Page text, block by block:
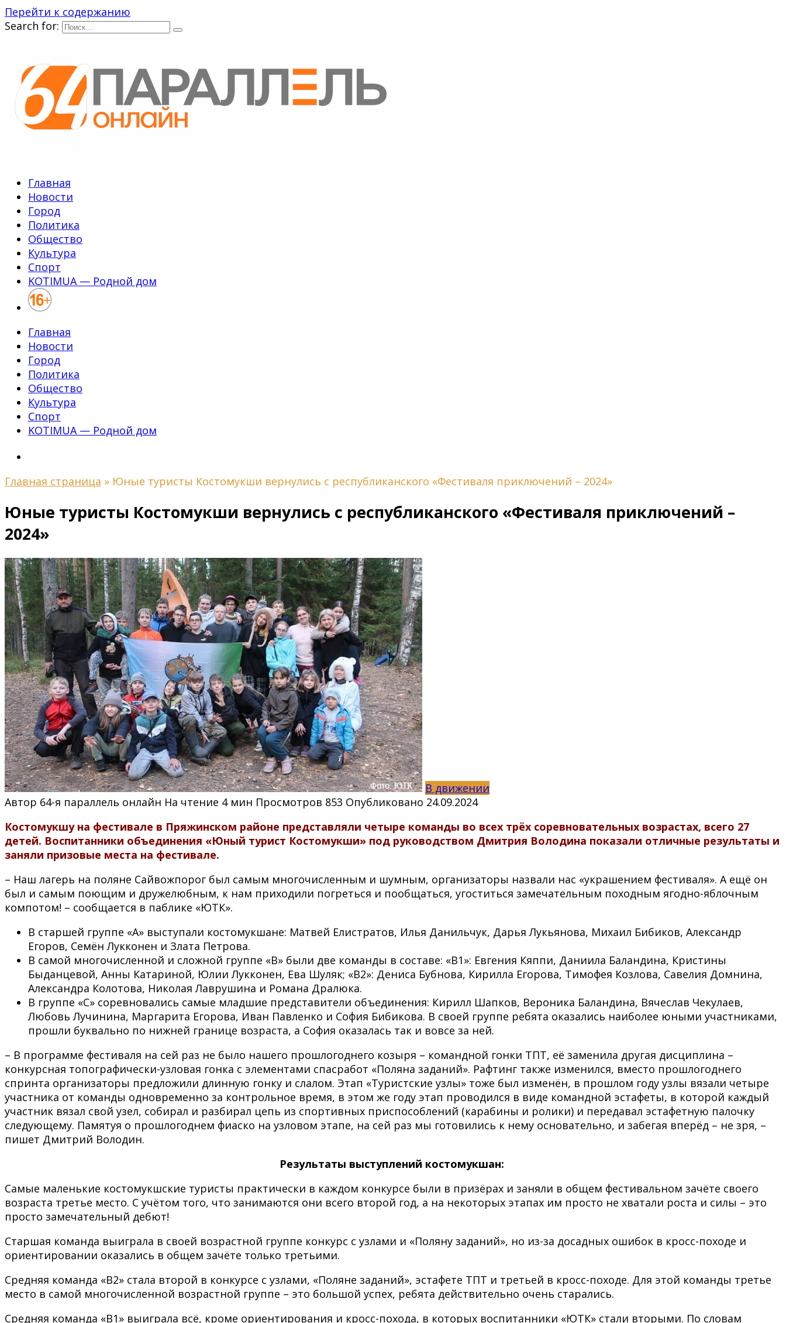
Перейти к содержанию
Search for:
Главная
Новости
Город
Политика
Общество
Культура
Спорт
KOTIMUA — Родной дом
Главная
Новости
Город
Политика
Общество
Культура
Спорт
KOTIMUA — Родной дом
Главная страница » Юные туристы Костомукши вернулись с республиканского «Фестиваля приключений – 2024»
Юные туристы Костомукши вернулись с республиканского «Фестиваля приключений –
2024»
В движении
Автор 64-я параллель онлайн На чтение 4 мин Просмотров 853 Опубликовано 24.09.2024
Костомукшу на фестивале в Пряжинском районе представляли четыре команды во всех трёх соревновательных возрастах, всего 27
детей. Воспитанники объединения «Юный турист Костомукши» под руководством Дмитрия Володина показали отличные результаты и
заняли призовые места на фестивале.
– Наш лагерь на поляне Сайвожпорог был самым многочисленным и шумным, организаторы назвали нас «украшением фестиваля». А ещё он
был и самым поющим и дружелюбным, к нам приходили погреться и пообщаться, угоститься замечательным походным ягодно-яблочным
компотом! – сообщается в паблике «ЮТК».
В старшей группе «А» выступали костомукшане: Матвей Елистратов, Илья Данильчук, Дарья Лукьянова, Михаил Бибиков, Александр
Егоров, Семëн Лукконен и Злата Петрова.
В самой многочисленной и сложной группе «В» были две команды в составе: «В1»: Евгения Кяппи, Даниила Баландина, Кристины
Быданцевой, Анны Катариной, Юлии Лукконен, Ева Шуляк; «В2»: Дениса Бубнова, Кирилла Егорова, Тимофея Козлова, Савелия Домнина,
Александра Колотова, Николая Лаврушина и Романа Дралюка.
В группе «С» соревновались самые младшие представители объединения: Кирилл Шапков, Вероника Баландина, Вячеслав Чекулаев,
Любовь Лучинина, Маргарита Егорова, Иван Павленко и София Бибикова. В своей группе ребята оказались наиболее юными участниками,
прошли буквально по нижней границе возраста, а София оказалась так и вовсе за ней.
– В программе фестиваля на сей раз не было нашего прошлогоднего козыря – командной гонки ТПТ, её заменила другая дисциплина –
конкурсная топографически-узловая гонка с элементами спасработ «Поляна заданий». Рафтинг также изменился, вместо прошлогоднего
спринта организаторы предложили длинную гонку и слалом. Этап «Туристские узлы» тоже был изменён, в прошлом году узлы вязали четыре
участника от команды одновременно за контрольное время, в этом же году этап проводился в виде командной эстафеты, в которой каждый
участник вязал свой узел, собирал и разбирал цепь из спортивных приспособлений (карабины и ролики) и передавал эстафетную палочку
следующему. Памятуя о прошлогоднем фиаско на узловом этапе, на сей раз мы готовились к нему основательно, и забегая вперёд – не зря, –
пишет Дмитрий Володин.
Результаты выступлений костомукшан:
Самые маленькие костомукшские туристы практически в каждом конкурсе были в призëрах и заняли в общем фестивальном зачёте своего
возраста третье место. С учётом того, что занимаются они всего второй год, а на некоторых этапах им просто не хватали роста и силы – это
просто замечательный дебют!
Старшая команда выиграла в своей возрастной группе конкурс с узлами и «Поляну заданий», но из-за досадных ошибок в кросс-походе и
ориентировании оказались в общем зачёте только третьими.
Средняя команда «В2» стала второй в конкурсе с узлами, «Поляне заданий», эстафете ТПТ и третьей в кросс-походе. Для этой команды третье
место в самой многочисленной возрастной группе – это большой успех, ребята действительно очень старались.
Средняя команда «В1» выиграла всё, кроме ориентирования и кросс-похода, в которых воспитанники «ЮТК» стали вторыми. По словам